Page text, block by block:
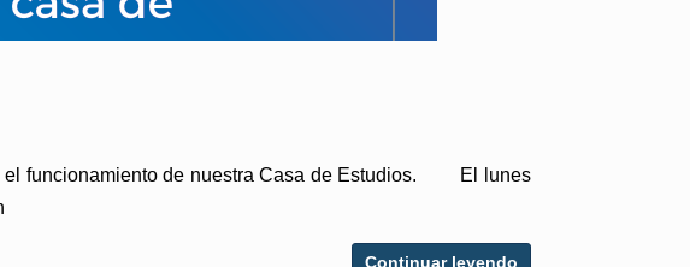
el funcionamiento de nuestra Casa de Estudios. El lunes
Continuar leyendo